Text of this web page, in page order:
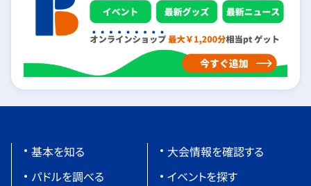
基本を知る
パドルを調べる
大会情報を確認する
イベントを探す